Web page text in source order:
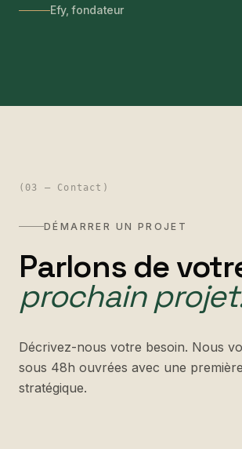
Efy, fondateur
( 03 — Contact )
DÉMARRER UN PROJET
Parlons de
prochain
Décrivez-nous votre besoin. Nous
sous 48h ouvrées avec une
stratégique.